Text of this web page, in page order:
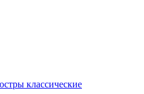
классические